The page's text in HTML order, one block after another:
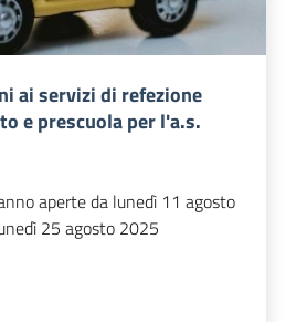
ai servizi di refezione
e prescuola per l'a.s.
aperte da lunedì 11 agosto
25 agosto 2025